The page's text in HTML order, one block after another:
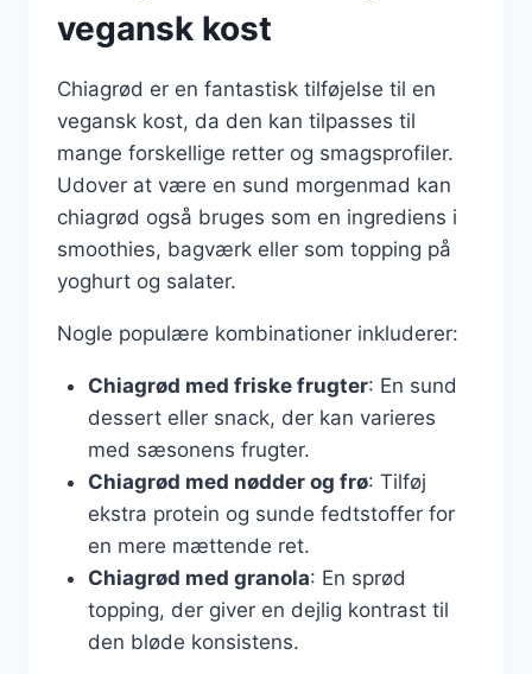
vegansk kost
Chiagrød er en fantastisk tilføjelse til en
vegansk kost, da den kan tilpasses til
mange forskellige retter og smagsprofiler.
Udover at være en sund morgenmad kan
chiagrød også bruges som en ingrediens i
smoothies, bagværk eller som topping på
yoghurt og salater.
Nogle populære kombinationer inkluderer:
Chiagrød med friske frugter: En sund
dessert eller snack, der kan varieres
med sæsonens frugter.
Chiagrød med nødder og frø: Tilføj
ekstra protein og sunde fedtstoffer for
en mere mættende ret.
Chiagrød med granola: En sprød
topping, der giver en dejlig kontrast til
den bløde konsistens.